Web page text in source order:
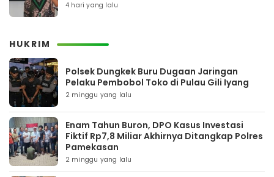
4 hari yang lalu
HUKRIM
Polsek Dungkek Buru Dugaan Jaringan
Pelaku Pembobol Toko di Pulau Gili Iyang
2 minggu yang lalu
Enam Tahun Buron, DPO Kasus Investasi
Fiktif Rp7,8 Miliar Akhirnya Ditangkap Polres
Pamekasan
2 minggu yang lalu